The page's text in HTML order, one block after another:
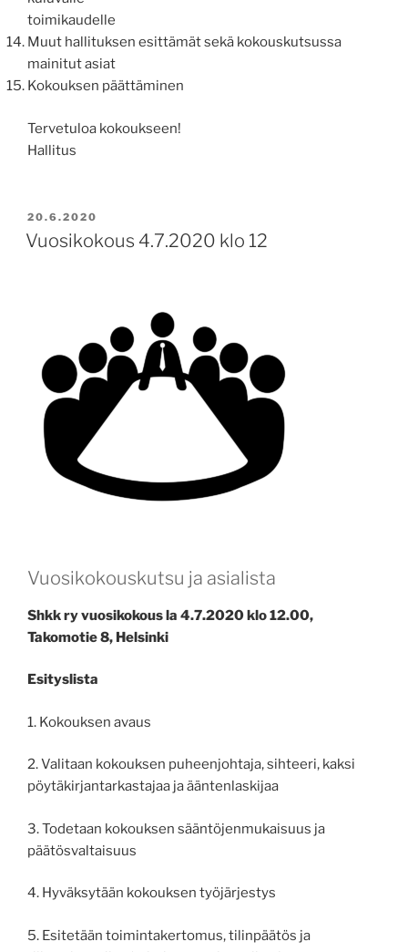
toimikaudelle
Muut hallituksen esittämät sekä kokouskutsussa
mainitut asiat
Kokouksen päättäminen
Tervetuloa kokoukseen!
Hallitus
POSTED
ON
20.6.2020
Vuosikokous 4.7.2020 klo 12
Vuosikokouskutsu ja asialista
Shkk ry vuosikokous la 4.7.2020 klo 12.00,
Takomotie 8, Helsinki
Esityslista
1. Kokouksen avaus
2. Valitaan kokouksen puheenjohtaja, sihteeri, kaksi
pöytäkirjantarkastajaa ja ääntenlaskijaa
3. Todetaan kokouksen sääntöjenmukaisuus ja
päätösvaltaisuus
4. Hyväksytään kokouksen työjärjestys
5. Esitetään toimintakertomus, tilinpäätös ja